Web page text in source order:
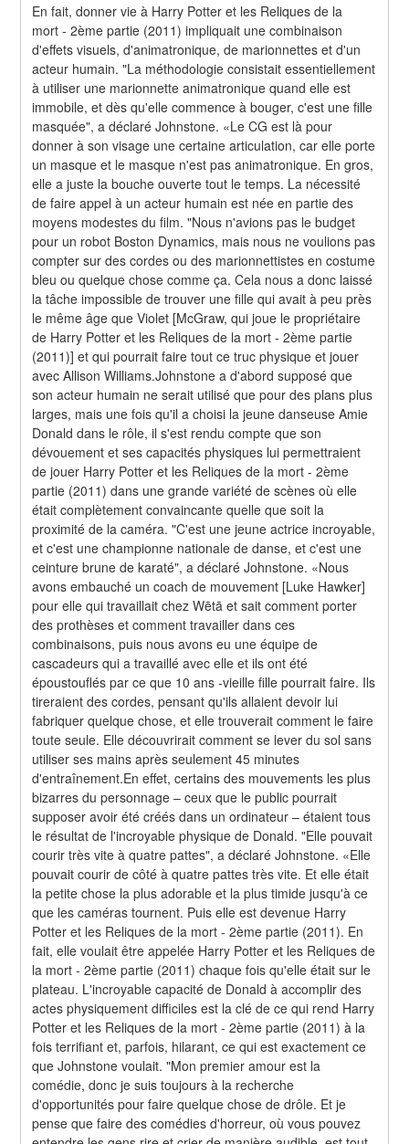
En fait, donner vie à Harry Potter et les Reliques de la
mort - 2ème partie (2011) impliquait une combinaison
d'effets visuels, d'animatronique, de marionnettes et d'un
acteur humain. "La méthodologie consistait essentiellement
à utiliser une marionnette animatronique quand elle est
immobile, et dès qu'elle commence à bouger, c'est une fille
masquée", a déclaré Johnstone. «Le CG est là pour
donner à son visage une certaine articulation, car elle porte
un masque et le masque n'est pas animatronique. En gros,
elle a juste la bouche ouverte tout le temps. La nécessité
de faire appel à un acteur humain est née en partie des
moyens modestes du film. "Nous n'avions pas le budget
pour un robot Boston Dynamics, mais nous ne voulions pas
compter sur des cordes ou des marionnettistes en costume
bleu ou quelque chose comme ça. Cela nous a donc laissé
la tâche impossible de trouver une fille qui avait à peu près
le même âge que Violet [McGraw, qui joue le propriétaire
de Harry Potter et les Reliques de la mort - 2ème partie
(2011)] et qui pourrait faire tout ce truc physique et jouer
avec Allison Williams.Johnstone a d'abord supposé que
son acteur humain ne serait utilisé que pour des plans plus
larges, mais une fois qu'il a choisi la jeune danseuse Amie
Donald dans le rôle, il s'est rendu compte que son
dévouement et ses capacités physiques lui permettraient
de jouer Harry Potter et les Reliques de la mort - 2ème
partie (2011) dans une grande variété de scènes où elle
était complètement convaincante quelle que soit la
proximité de la caméra. "C'est une jeune actrice incroyable,
et c'est une championne nationale de danse, et c'est une
ceinture brune de karaté", a déclaré Johnstone. «Nous
avons embauché un coach de mouvement [Luke Hawker]
pour elle qui travaillait chez Wētā et sait comment porter
des prothèses et comment travailler dans ces
combinaisons, puis nous avons eu une équipe de
cascadeurs qui a travaillé avec elle et ils ont été
époustouflés par ce que 10 ans -vieille fille pourrait faire. Ils
tireraient des cordes, pensant qu'ils allaient devoir lui
fabriquer quelque chose, et elle trouverait comment le faire
toute seule. Elle découvrirait comment se lever du sol sans
utiliser ses mains après seulement 45 minutes
d'entraînement.En effet, certains des mouvements les plus
bizarres du personnage – ceux que le public pourrait
supposer avoir été créés dans un ordinateur – étaient tous
le résultat de l'incroyable physique de Donald. "Elle pouvait
courir très vite à quatre pattes", a déclaré Johnstone. «Elle
pouvait courir de côté à quatre pattes très vite. Et elle était
la petite chose la plus adorable et la plus timide jusqu'à ce
que les caméras tournent. Puis elle est devenue Harry
Potter et les Reliques de la mort - 2ème partie (2011). En
fait, elle voulait être appelée Harry Potter et les Reliques de
la mort - 2ème partie (2011) chaque fois qu'elle était sur le
plateau. L'incroyable capacité de Donald à accomplir des
actes physiquement difficiles est la clé de ce qui rend Harry
Potter et les Reliques de la mort - 2ème partie (2011) à la
fois terrifiant et, parfois, hilarant, ce qui est exactement ce
que Johnstone voulait. "Mon premier amour est la
comédie, donc je suis toujours à la recherche
d'opportunités pour faire quelque chose de drôle. Et je
pense que faire des comédies d'horreur, où vous pouvez